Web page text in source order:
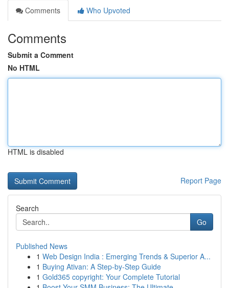
Comments
Who Upvoted
Comments
Submit a Comment
No HTML
HTML is disabled
Report Page
Search
Go
Published News
1 Web Design India : Emerging Trends & Superior A...
1 Buying Ativan: A Step-by-Step Guide
1 Gold365 copyright: Your Complete Tutorial